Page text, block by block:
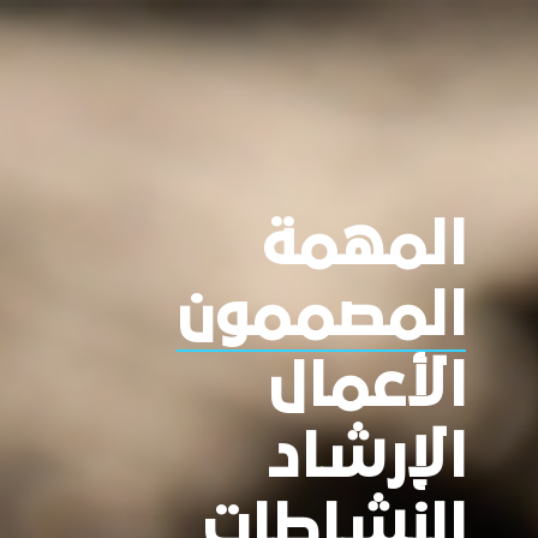
المهمة
المصممون
الأعمال
الإرشاد